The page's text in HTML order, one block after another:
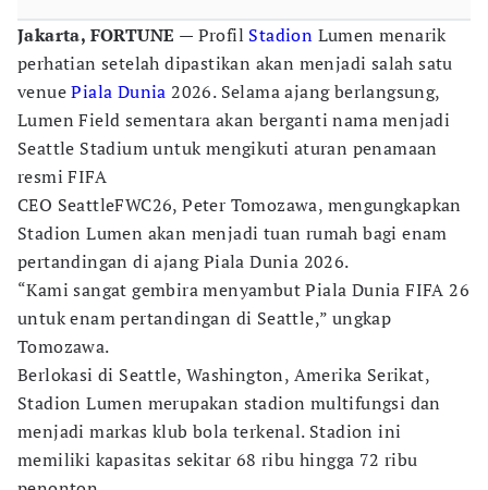
Jakarta, FORTUNE — Profil Stadion Lumen menarik
perhatian setelah dipastikan akan menjadi salah satu
venuePiala Dunia 2026. Selama ajang berlangsung,
Lumen Field sementara akan berganti nama menjadi
Seattle Stadium untuk mengikuti aturan penamaan
resmi FIFA
CEO SeattleFWC26, Peter Tomozawa, mengungkapkan
Stadion Lumen akan menjadi tuan rumah bagi enam
pertandingan di ajang Piala Dunia 2026.
“Kami sangat gembira menyambut Piala Dunia FIFA 26
untuk enam pertandingan di Seattle,” ungkap
Tomozawa.
Berlokasi di Seattle, Washington, Amerika Serikat,
Stadion Lumen merupakan stadion multifungsi dan
menjadi markas klub bola terkenal. Stadion ini
memiliki kapasitas sekitar 68 ribu hingga 72 ribu